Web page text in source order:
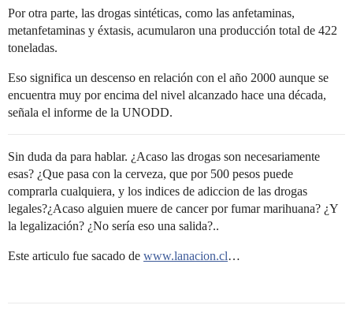
Por otra parte, las drogas sintéticas, como las anfetaminas,
metanfetaminas y éxtasis, acumularon una producción total de 422
toneladas.
Eso significa un descenso en relación con el año 2000 aunque se
encuentra muy por encima del nivel alcanzado hace una década,
señala el informe de la UNODD.
Sin duda da para hablar. ¿Acaso las drogas son necesariamente
esas? ¿Que pasa con la cerveza, que por 500 pesos puede
comprarla cualquiera, y los indices de adiccion de las drogas
legales?¿Acaso alguien muere de cancer por fumar marihuana? ¿Y
la legalización? ¿No sería eso una salida?..
Este articulo fue sacado de www.lanacion.cl…